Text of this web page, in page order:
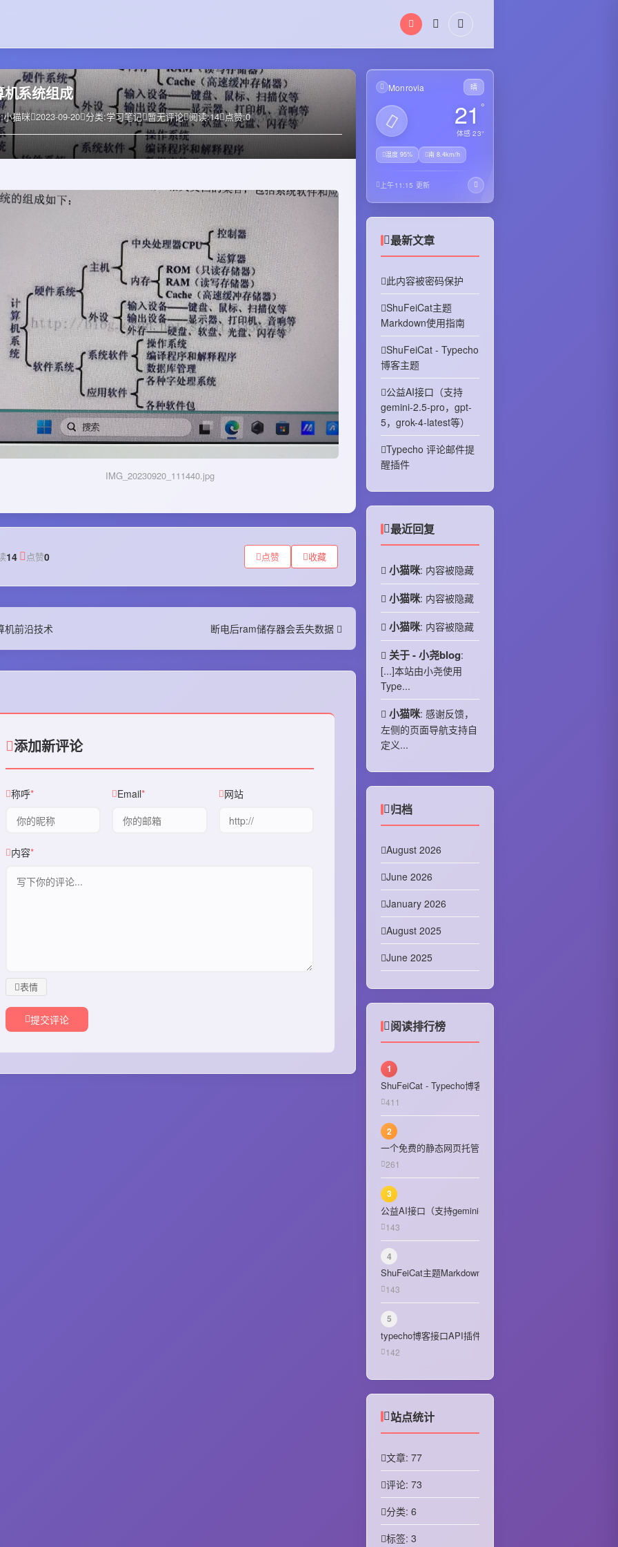
搜
索
关
机系统组成
小猫咪 2023-09-20 分类:学习笔记 暂无评论 阅读:14 点赞:0
IMG_20230920_111440.jpg
14 点赞0 点赞 收藏
机前沿技术 断电后ram储存器会丢失数据
添加新评论
称呼 Email 网站
内容
表情
提交评论
Monrovia 晴
21 °
体感 23°
湿度 95% 南 8.4km/h
上午11:15 更新
最新文章
此内容被密码保护
ShuFeiCat主题
Markdown使用指南
ShuFeiCat - Typecho
博客主题
公益AI接口（支持
gemini-2.5-pro，gpt-
5，grok-4-latest等）
Typecho 评论邮件提
醒插件
最近回复
小猫咪: 内容被隐藏
小猫咪: 内容被隐藏
小猫咪: 内容被隐藏
关于 - 小尧blog:
[...]本站由小尧使用
Type...
小猫咪: 感谢反馈，
左侧的页面导航支持自
定义...
归档
August 2026
June 2026
January 2026
August 2025
June 2025
January 2025
December 2024
November 2024
October 2024
September 2024
July 2024
June 2024
May 2024
April 2024
March 2024
October 2023
July 2023
January 2023
December 2022
November 2022
阅读排行榜
1
ShuFeiCat - Typecho博客主题
411
2
一个免费的静态网页托管站（全新回归）
261
3
公益AI接口（支持gemini-2.5-pro，gpt-5，grok-4-latest等）
143
4
ShuFeiCat主题Markdown使用指南
143
5
typecho博客接口API插件
142
站点统计
文章: 77
评论: 73
分类: 6
标签: 3